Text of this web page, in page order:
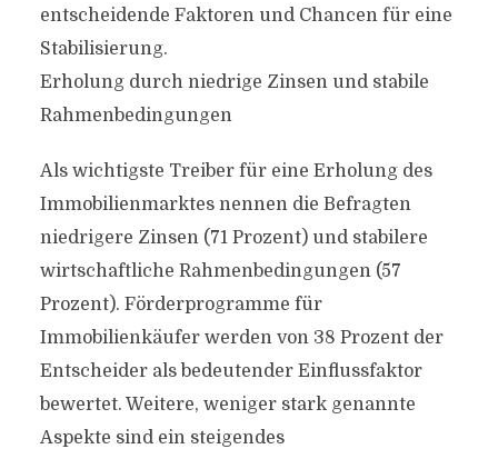
entscheidende Faktoren und Chancen für eine
Stabilisierung.
Erholung durch niedrige Zinsen und stabile
Rahmenbedingungen
Als wichtigste Treiber für eine Erholung des
Immobilienmarktes nennen die Befragten
niedrigere Zinsen (71 Prozent) und stabilere
wirtschaftliche Rahmenbedingungen (57
Prozent). Förderprogramme für
Immobilienkäufer werden von 38 Prozent der
Entscheider als bedeutender Einflussfaktor
bewertet. Weitere, weniger stark genannte
Aspekte sind ein steigendes